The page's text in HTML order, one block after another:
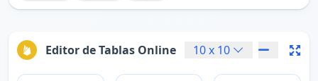
Editor de Tablas Online 10x 10